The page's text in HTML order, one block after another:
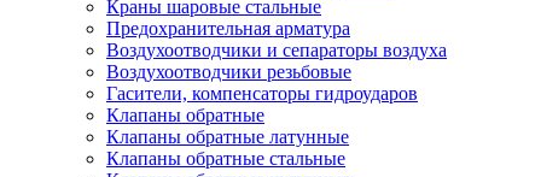
Краны шаровые стальные
Предохранительная арматура
Воздухоотводчики и сепараторы воздуха
Воздухоотводчики резьбовые
Гасители, компенсаторы гидроударов
Клапаны обратные
Клапаны обратные латунные
Клапаны обратные стальные